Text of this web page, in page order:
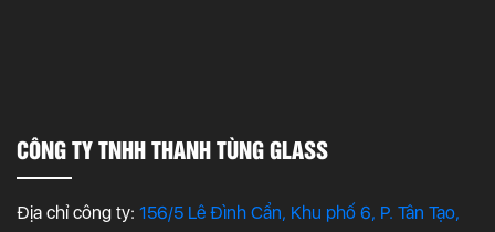
CÔNG TY TNHH THANH TÙNG GLASS
Địa chỉ công ty: 156/5 Lê Đình Cẩn, Khu phố 6, P. Tân Tạo,